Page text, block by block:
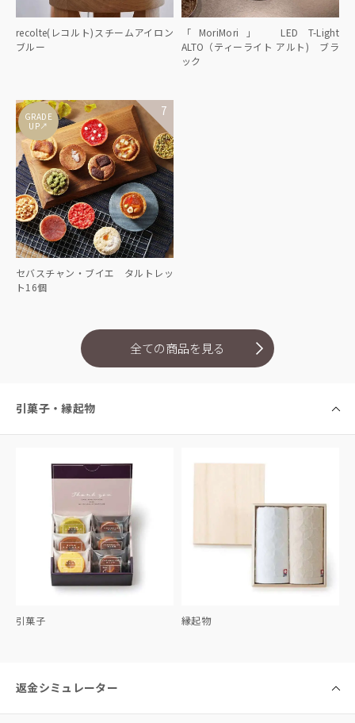
recolte(レコルト)スチームアイロン
ブルー
「MoriMori」 LED T-Light
ALTO（ティーライト アルト) ブラ
ック
GRADE
UP↑
セバスチャン・ブイエ タルトレッ
ト16個
全ての商品を見る
引菓子・縁起物
引菓子 縁起物
返金シミュレーター